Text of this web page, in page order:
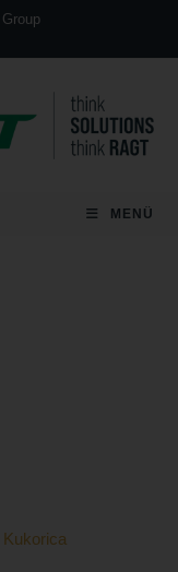
MENÜ
Kukorica